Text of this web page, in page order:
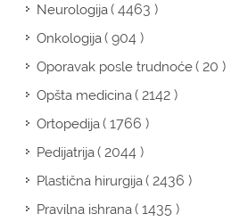
Neurologija( 4463 )
Onkologija( 904 )
Oporavak posle trudnoće( 20 )
Opšta medicina( 2142 )
Ortopedija( 1766 )
Pedijatrija( 2044 )
Plastična hirurgija( 2436 )
Pravilna ishrana( 1435 )